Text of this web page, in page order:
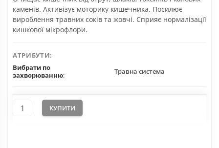
каменів. Активізує моторику кишечника. Посилює
вироблення травних соків та жовчі. Сприяє нормалізації
кишкової мікрофлори.
АТРИБУТИ:
Вибрати по
захворюванню: Травна система
КУПИТИ